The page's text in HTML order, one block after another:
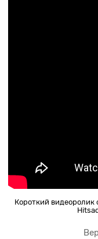
Короткий видеоролик